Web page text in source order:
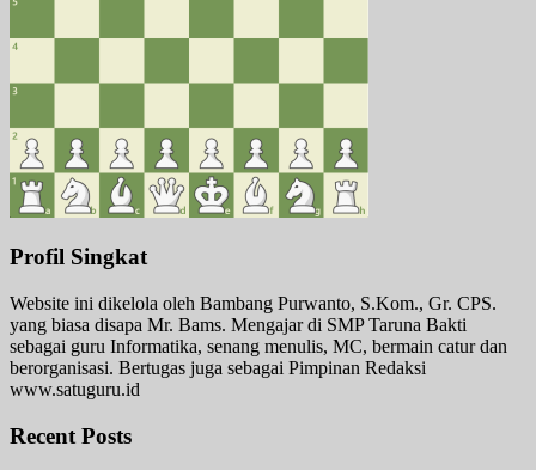
Profil Singkat
Website ini dikelola oleh Bambang Purwanto, S.Kom., Gr. CPS.
yang biasa disapa Mr. Bams. Mengajar di SMP Taruna Bakti
sebagai guru Informatika, senang menulis, MC, bermain catur dan
berorganisasi. Bertugas juga sebagai Pimpinan Redaksi
www.satuguru.id
Recent Posts